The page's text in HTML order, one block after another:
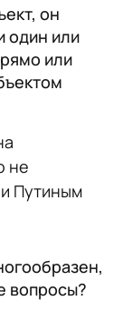
он
один или
или
не
Путиным
вопросы?